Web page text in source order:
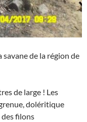
de la région de
de large ! Les
doléritique
filons